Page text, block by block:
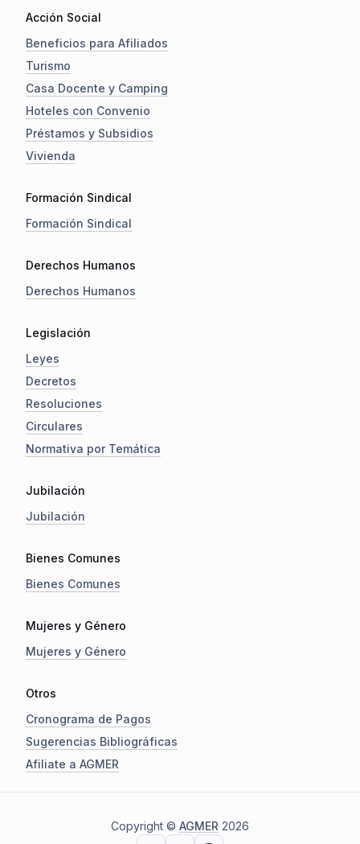
Acción Social
Beneficios para Afiliados
Turismo
Casa Docente y Camping
Hoteles con Convenio
Préstamos y Subsidios
Vivienda
Formación Sindical
Formación Sindical
Derechos Humanos
Derechos Humanos
Legislación
Leyes
Decretos
Resoluciones
Circulares
Normativa por Temática
Jubilación
Jubilación
Bienes Comunes
Bienes Comunes
Mujeres y Género
Mujeres y Género
Otros
Cronograma de Pagos
Sugerencias Bibliográficas
Afiliate a AGMER
Copyright © AGMER 2026